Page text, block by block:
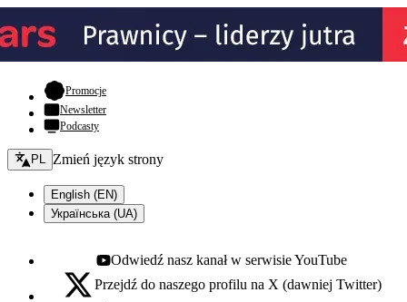
Promocje- otwiera się w nowej karcie
Newsletter
Podcasty
Zmień język - bieżący:
PL Zmień język strony
English (EN)
Українська (UA)
Youtube - otwiera się w nowej karcie
Odwiedź nasz kanał w serwisie YouTube
X - otwiera się w nowej karcie
Przejdź do naszego profilu na X (dawniej Twitter)